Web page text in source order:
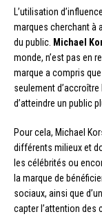
L’utilisation
marques cherchant à
du public. Michael
monde, n’est pas en
marque a compris
seulement
d’atteindre un public
Pour cela, Michael
différents milieux et
les célébrités ou
la marque de
sociaux, ainsi que
capter l’attention des